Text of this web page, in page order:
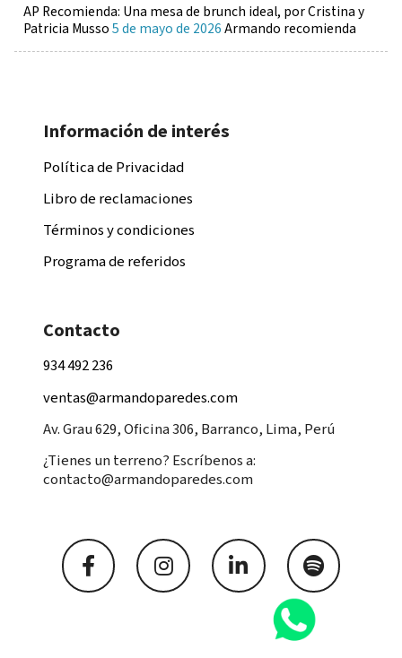
AP Recomienda: Una mesa de brunch ideal, por Cristina y
Patricia Musso5 de mayo de 2026Armando recomienda
Información de interés
Política de Privacidad
Libro de reclamaciones
Términos y condiciones
Programa de referidos
Contacto
934 492 236
ventas@armandoparedes.com
Av. Grau 629, Oficina 306, Barranco, Lima, Perú
¿Tienes un terreno? Escríbenos a:
contacto@armandoparedes.com